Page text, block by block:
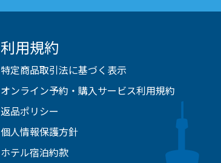
利用規約
特定商品取引法に基づく表示
オンライン予約・購入サービス利用規約
返品ポリシー
個人情報保護方針
ホテル宿泊約款